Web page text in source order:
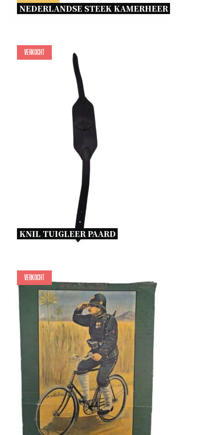
NEDERLANDSE STEEK KAMERHEER
Verkocht
KNIL TUIGLEER PAARD
Verkocht